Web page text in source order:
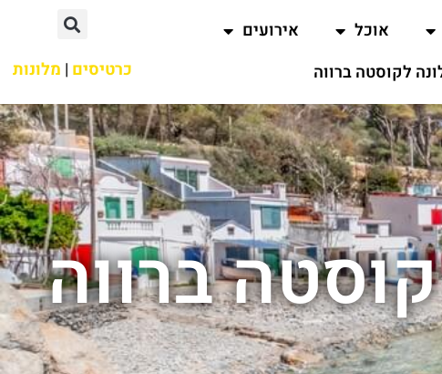
אוכל
אירועים
לקוסטה ברווה כרטיסים | מלונות
ברווה